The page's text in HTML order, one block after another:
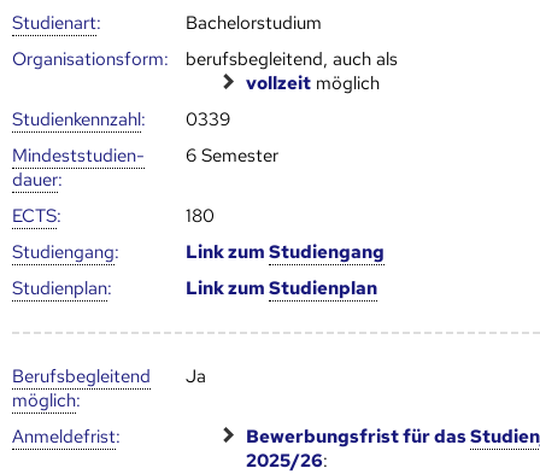
Studienart:
Bachelorstudium
Organisationsform:
berufsbegleitend, auch als
vollzeit möglich
Studien­kenn­zahl:
0339
Mindest­studien­
dauer:
6 Semester
ECTS:
180
Studien­gang: Link zumStudien­gang
Studien­plan: Link zumStudien­plan
Berufs­begleitend
möglich:
Ja
Anmelde­frist: Bewerbungsfrist für das
2025/26: